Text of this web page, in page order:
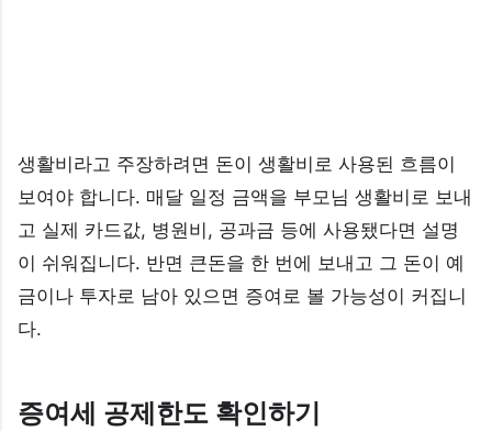
생활비라고 주장하려면 돈이 생활비로 사용된 흐름이
보여야 합니다. 매달 일정 금액을 부모님 생활비로 보내
고 실제 카드값, 병원비, 공과금 등에 사용됐다면 설명
이 쉬워집니다. 반면 큰돈을 한 번에 보내고 그 돈이 예
금이나 투자로 남아 있으면 증여로 볼 가능성이 커집니
다.
증여세 공제한도 확인하기